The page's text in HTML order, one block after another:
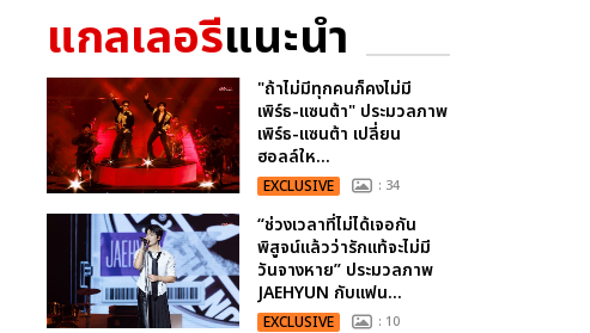
แกลเลอรีแนะนำ
"ถ้าไม่มีทุกคนก็คงไม่มี
เพิร์ธ-แซนต้า" ประมวลภาพ
เพิร์ธ-แซนต้า เปลี่ยน
ฮอลล์ให...
EXCLUSIVE : 34
“ช่วงเวลาที่ไม่ได้เจอกัน
พิสูจน์แล้วว่ารักแท้จะไม่มี
วันจางหาย” ประมวลภาพ
JAEHYUN กับแฟน...
EXCLUSIVE : 10